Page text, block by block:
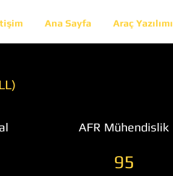
Ana Sayfa Araç Yazılımı
AFR Mühendislik
95